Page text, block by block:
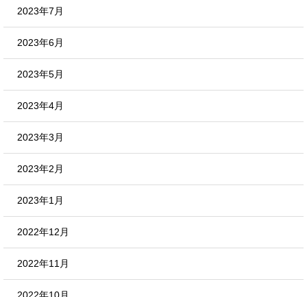
2023年7月
2023年6月
2023年5月
2023年4月
2023年3月
2023年2月
2023年1月
2022年12月
2022年11月
2022年10月